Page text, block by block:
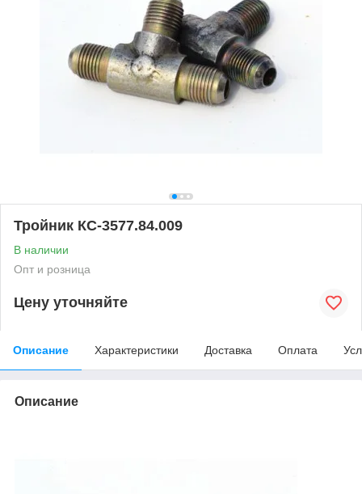
Тройник КС-3577.84.009
В наличии
Опт и розница
Цену уточняйте
Описание Характеристики Доставка Оплата
Описание